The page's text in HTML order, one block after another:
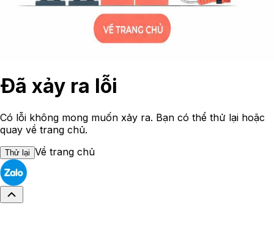
Đã xảy ra lỗi
Có lỗi không mong muốn xảy ra. Bạn có thể thử lại hoặc
quay về trang chủ.
Thử lại Về trang chủ